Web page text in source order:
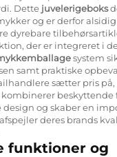
Dette juvelerigeboks
og er derfor
dyrebare
der er integreret i
system
samt praktiske
sætter pris
kombinerer
og skaber en
deres brands
funktioner og